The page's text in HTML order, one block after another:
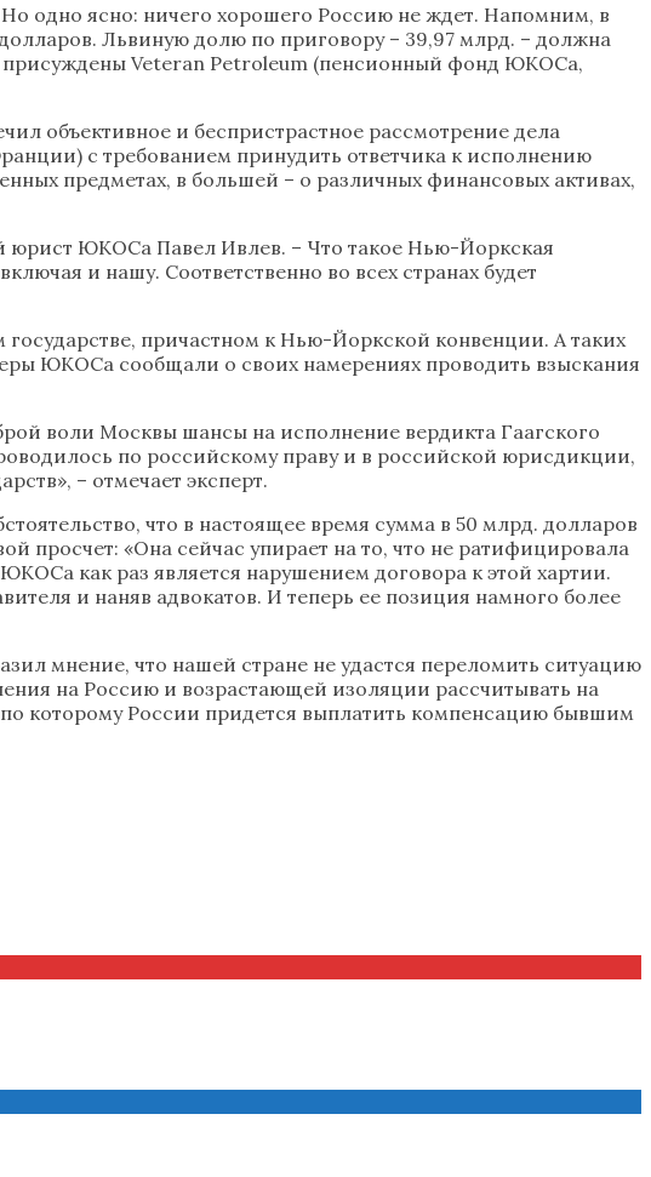
Но одно ясно: ничего хорошего Россию не ждет. Напомним, в
Львиную долю по приговору – 39,97 млрд. – должна
присуждены Veteran Petroleum (пенсионный фонд ЮКОСа,
объективное и беспристрастное рассмотрение дела
с требованием принудить ответчика к исполнению
предметах, в большей – о различных финансовых активах,
юрист ЮКОСа Павел Ивлев. – Что такое Нью-Йоркская
и нашу. Соответственно во всех странах будет
причастном к Нью-Йоркской конвенции. А таких
ЮКОСа сообщали о своих намерениях проводить взыскания
воли Москвы шансы на исполнение вердикта Гаагского
по российскому праву и в российской юрисдикции,
– отмечает эксперт.
что в настоящее время сумма в 50 млрд. долларов
просчет: «Она сейчас упирает на то, что не ратифицировала
как раз является нарушением договора к этой хартии.
и наняв адвокатов. И теперь ее позиция намного более
мнение, что нашей стране не удастся переломить ситуацию
на Россию и возрастающей изоляции рассчитывать на
которому России придется выплатить компенсацию бывшим